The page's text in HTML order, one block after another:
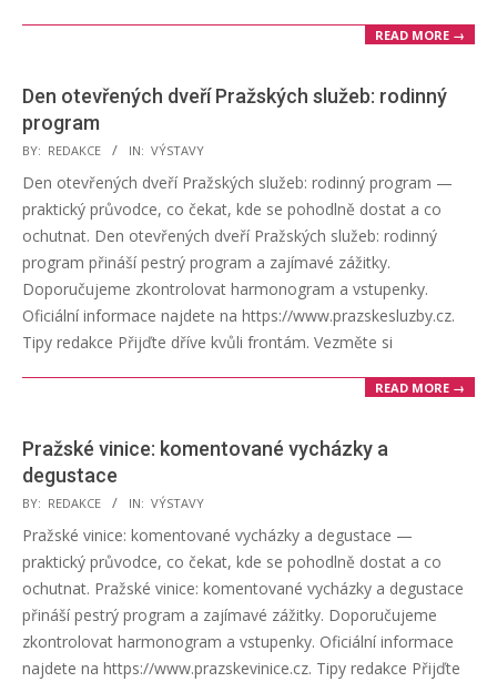
READ MORE →
Den otevřených dveří Pražských služeb: rodinný
program
2025-
06-
BY: REDAKCE IN: VÝSTAVY
Den otevřených dveří Pražských služeb: rodinný program —
praktický průvodce, co čekat, kde se pohodlně dostat a co
ochutnat. Den otevřených dveří Pražských služeb: rodinný
program přináší pestrý program a zajímavé zážitky.
Doporučujeme zkontrolovat harmonogram a vstupenky.
Oficiální informace najdete na https://www.prazskesluzby.cz.
Tipy redakce Přijďte dříve kvůli frontám. Vezměte si
READ MORE →
Pražské vinice: komentované vycházky a
degustace
2025-
06-
20
BY: REDAKCE IN: VÝSTAVY
Pražské vinice: komentované vycházky a degustace —
praktický průvodce, co čekat, kde se pohodlně dostat a co
ochutnat. Pražské vinice: komentované vycházky a degustace
přináší pestrý program a zajímavé zážitky. Doporučujeme
zkontrolovat harmonogram a vstupenky. Oficiální informace
najdete na https://www.prazskevinice.cz. Tipy redakce Přijďte